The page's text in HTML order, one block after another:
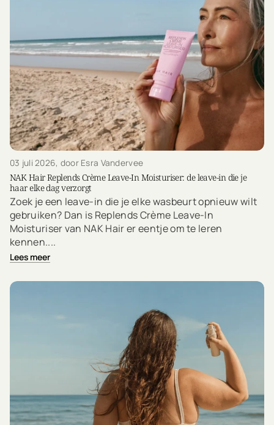
03 juli 2026, door Esra Vandervee
NAK Hair Replends Crème Leave-In Moisturiser: de leave-in die je
haar elke dag verzorgt
Zoek je een leave-in die je elke wasbeurt opnieuw wilt
gebruiken? Dan is Replends Crème Leave-In
Moisturiser van NAK Hair er eentje om te leren
kennen....
Lees meer